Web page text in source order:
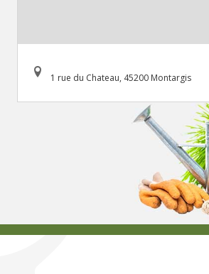
1 rue du Chateau, 45200 Montargis